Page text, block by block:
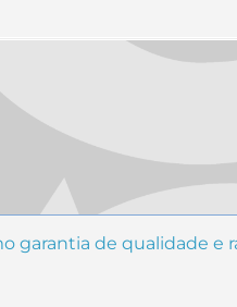
garantia de qualidade e